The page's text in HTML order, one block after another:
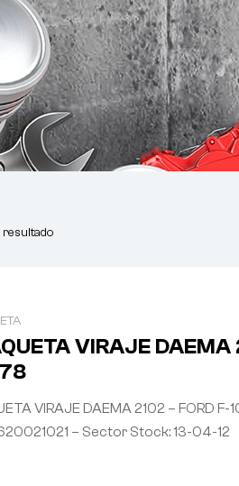
resultado
VIRAJE
VIRAJE DAEMA 2102 – FORD
– Sector Stock: 13-04-12